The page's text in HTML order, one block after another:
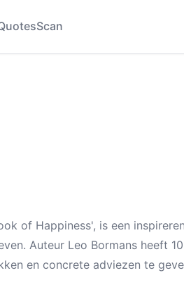
Scan
of Happiness', is een
Auteur Leo Bormans heeft
en concrete adviezen te